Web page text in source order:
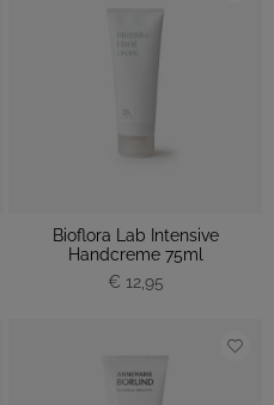
Bioflora Lab Intensive
Handcreme 75ml
€ 12,95